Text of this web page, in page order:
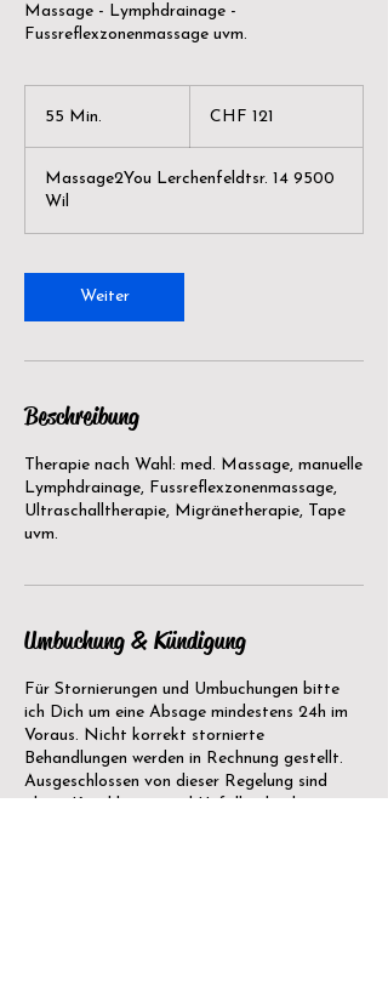
Massage - Lymphdrainage -
Fussreflexzonenmassage uvm.
55 Min.
i
.
Franken
CHF 121
Massage2You Lerchenfeldtsr. 14 9500
Wil
Weiter
Beschreibung
Therapie nach Wahl: med. Massage, manuelle
Lymphdrainage, Fussreflexzonenmassage,
Ultraschalltherapie, Migränetherapie, Tape
uvm.
Umbuchung & Kündigung
Für Stornierungen und Umbuchungen bitte
ich Dich um eine Absage mindestens 24h im
Voraus. Nicht korrekt stornierte
Behandlungen werden in Rechnung gestellt.
Ausgeschlossen von dieser Regelung sind